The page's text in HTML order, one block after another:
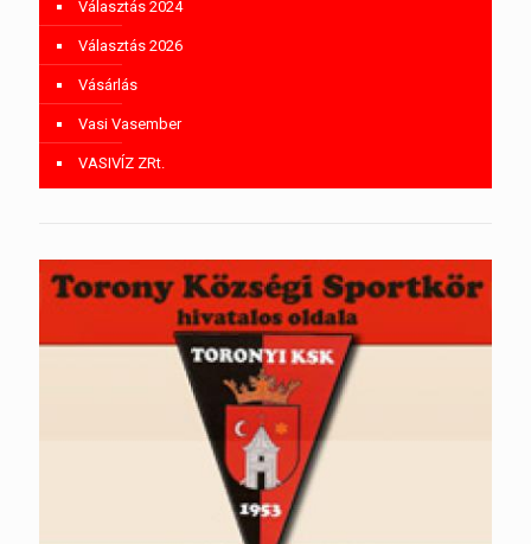
Választás 2024
Választás 2026
Vásárlás
Vasi Vasember
VASIVÍZ ZRt.